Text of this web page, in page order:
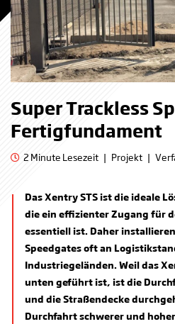
Super Trackless
Fertigfundament
2 Minute Lesezeit | Projekt |
Das Xentry STS ist die ideale
die ein effizienter Zugang für
essentiell ist. Daher
Speedgates oft an
Industriegeländen. Weil das
unten geführt ist, ist die
und die Straßendecke
Durchfahrt schwerer und